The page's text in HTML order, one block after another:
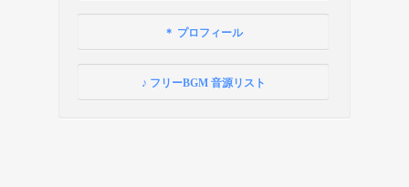
＊ プロフィール
♪ フリーBGM 音源リスト